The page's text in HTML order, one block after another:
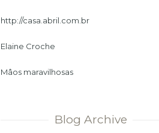
http://casa.abril.com.br
Elaine Croche
Mâos maravilhosas
Blog Archive